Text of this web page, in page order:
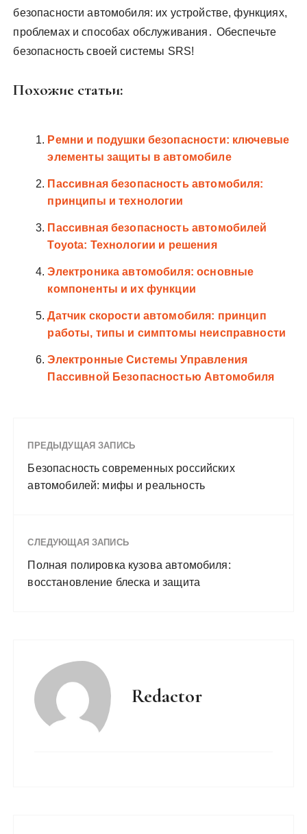
безопасности автомобиля: их устройстве, функциях,
проблемах и способах обслуживания․ Обеспечьте
безопасность своей системы SRS!
Похожие статьи:
Ремни и подушки безопасности: ключевые
элементы защиты в автомобиле
Пассивная безопасность автомобиля:
принципы и технологии
Пассивная безопасность автомобилей
Toyota: Технологии и решения
Электроника автомобиля: основные
компоненты и их функции
Датчик скорости автомобиля: принцип
работы, типы и симптомы неисправности
Электронные Системы Управления
Пассивной Безопасностью Автомобиля
ПРЕДЫДУЩАЯ ЗАПИСЬ
Безопасность современных российских
автомобилей: мифы и реальность
СЛЕДУЮЩАЯ ЗАПИСЬ
Полная полировка кузова автомобиля:
восстановление блеска и защита
Redactor